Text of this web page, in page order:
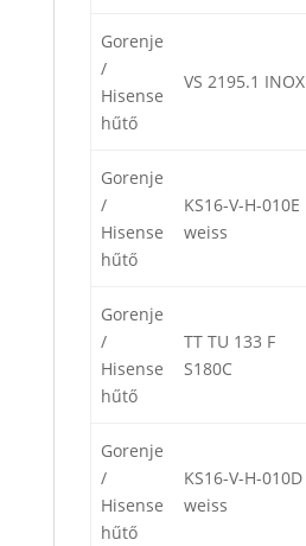
Gorenje
/
Hisense
hűtő
VS 2195.1 INOX
Gorenje
/
Hisense
hűtő
KS16-V-H-010E
weiss
Gorenje
/
Hisense
hűtő
TT TU 133 F
S180C
Gorenje
/
Hisense
hűtő
KS16-V-H-010D
weiss